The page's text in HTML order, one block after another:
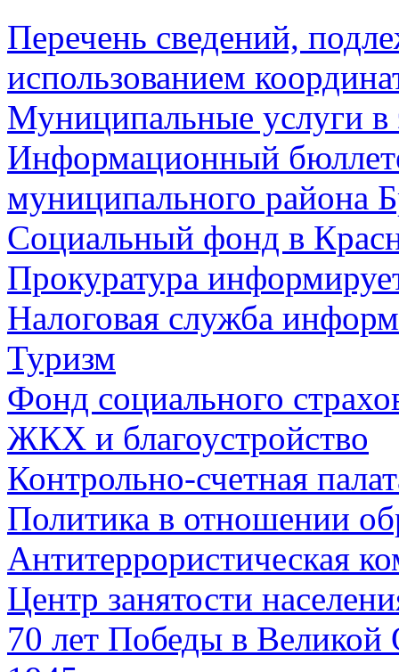
Перечень сведений,
использованием
Муниципальные услуги в
Информационный
муниципального района
Социальный фонд в
Прокуратура
Налоговая служба
Туризм
Фонд социального
ЖКХ и благоустройство
Контрольно-счетная
Политика в отношении
Антитеррористическая
Центр занятости
70 лет Победы в Великой